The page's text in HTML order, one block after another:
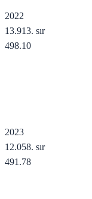
2022
13.913. sır
498.10
2023
12.058. sır
491.78